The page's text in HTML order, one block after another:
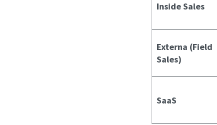
Inside Sales
Externa (Field
Sales)
SaaS